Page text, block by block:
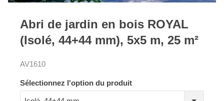
Abri de jardin en bois ROYAL
(Isolé, 44+44 mm), 5x5 m, 25 m²
AV1610
Sélectionnez l'option du produit